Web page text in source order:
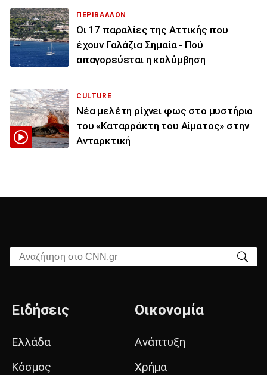
ΠΕΡΙΒΑΛΛΟΝ
Οι 17 παραλίες της Αττικής που
έχουν Γαλάζια Σημαία - Πού
απαγορεύεται η κολύμβηση
CULTURE
Νέα μελέτη ρίχνει φως στο μυστήριο
του «Καταρράκτη του Αίματος» στην
Ανταρκτική
Αναζήτηση στο CNN.gr
Ειδήσεις
Ελλάδα
Κόσμος
Οικονομία
Ανάπτυξη
Χρήμα